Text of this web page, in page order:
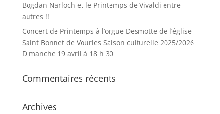
Bogdan Narloch et le Printemps de Vivaldi entre
autres !!
Concert de Printemps à l’orgue Desmotte de l’église
Saint Bonnet de Vourles Saison culturelle 2025/2026
Dimanche 19 avril à 18 h 30
Commentaires récents
Archives